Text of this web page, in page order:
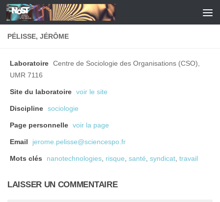
Skip to content
PÉLISSE, JÉRÔME
Laboratoire Centre de Sociologie des Organisations (CSO),
UMR 7116
Site du laboratoire voir le site
Discipline sociologie
Page personnelle voir la page
Email jerome.pelisse@sciencespo.fr
Mots clés nanotechnologies, risque, santé, syndicat, travail
LAISSER UN COMMENTAIRE